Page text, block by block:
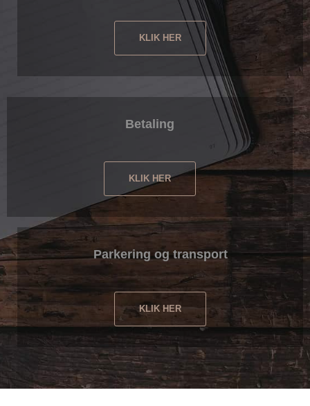
KLIK HER
Betaling
KLIK HER
Parkering og transport
KLIK HER